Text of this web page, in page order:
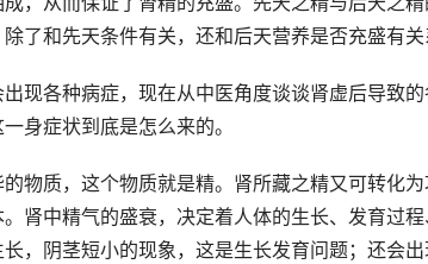
了和先天条件有关，还和后天营养是否充盛有关
现各种病症，现在从中医角度谈谈肾虚后导致
身症状到底是怎么来的。
物质，这个物质就是精。肾所藏之精又可转化为
肾中精气的盛衰，决定着人体的生长、发育过
，阴茎短小的现象，这是生长发育问题；还会